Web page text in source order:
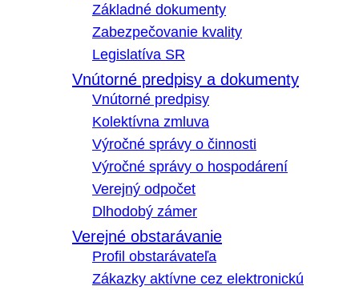
Základné dokumenty
Zabezpečovanie kvality
Legislatíva SR
Vnútorné predpisy a dokumenty
Vnútorné predpisy
Kolektívna zmluva
Výročné správy o činnosti
Výročné správy o hospodárení
Verejný odpočet
Dlhodobý zámer
Verejné obstarávanie
Profil obstarávateľa
Zákazky aktívne cez elektronickú